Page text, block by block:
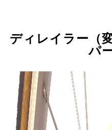
ディレイラー（
パ